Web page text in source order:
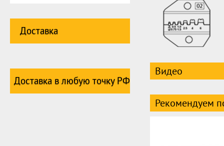
Доставка
Доставка в любую точку РФ
Видео
Рекомендуем